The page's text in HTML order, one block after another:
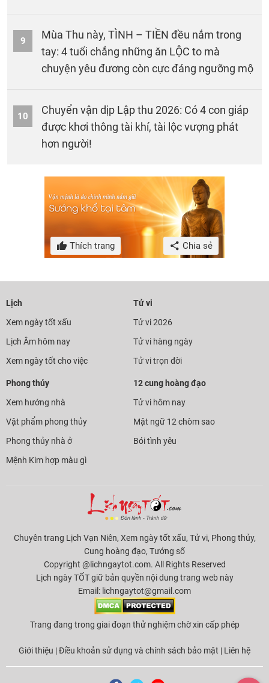
9
Mùa Thu này, TÌNH – TIỀN đều nắm trong
tay: 4 tuổi chẳng những ăn LỘC to mà
chuyện yêu đương còn cực đáng ngưỡng mộ
10
Chuyển vận dịp Lập thu 2026: Có 4 con giáp
được khơi thông tài khí, tài lộc vượng phát
hơn người!
Thích trang Chia sẻ
Lịch
Xem ngày tốt xấu
Lịch Âm hôm nay
Xem ngày tốt cho việc
Tử vi
Tử vi 2026
Tử vi hàng ngày
Tử vi trọn đời
Phong thủy
Xem hướng nhà
Vật phẩm phong thủy
Phong thủy nhà ở
Mệnh Kim hợp màu gì
12 cung hoàng đạo
Tử vi hôm nay
Mật ngữ 12 chòm sao
Bói tình yêu
Chuyên trang Lịch Vạn Niên, Xem ngày tốt xấu, Tử vi, Phong thủy,
Cung hoàng đạo, Tướng số
Copyright @lichngaytot.com. All Rights Reserved
Lịch ngày TỐT giữ bản quyền nội dung trang web này
Email: lichngaytot@gmail.com
Trang đang trong giai đoạn thử nghiệm chờ xin cấp phép
Giới thiệu |Điều khoản sử dụng và chính sách bảo mật | Liên hệ